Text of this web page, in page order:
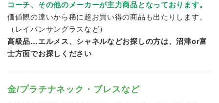
コーチ、その他のメーカーが主力商品となっております。
価値観の違いから稀に超お買い得の商品も出たりします。
（レイバンサングラスなど）
高級品…エルメス、シャネルなどお探しの方は、沼津or富
士方面でお探しください
金/プラチナネック・ブレスなど